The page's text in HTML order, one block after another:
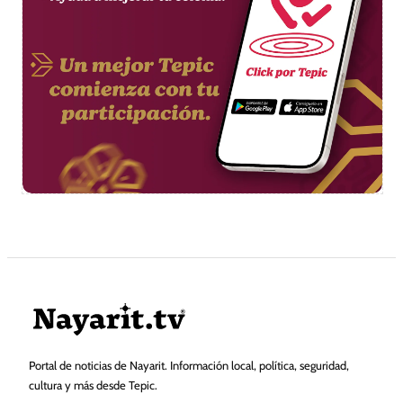
Portal de noticias de Nayarit. Información local, política, seguridad,
cultura y más desde Tepic.